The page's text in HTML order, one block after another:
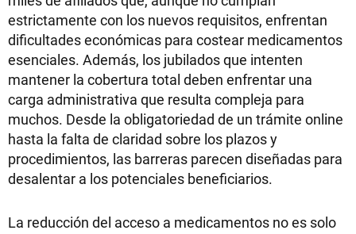
estrictamente con los nuevos requisitos, enfrentan
dificultades económicas para costear medicamentos
esenciales. Además, los jubilados que intenten
mantener la cobertura total deben enfrentar una
carga administrativa que resulta compleja para
muchos. Desde la obligatoriedad de un trámite online
hasta la falta de claridad sobre los plazos y
procedimientos, las barreras parecen diseñadas para
desalentar a los potenciales beneficiarios.
La reducción del acceso a medicamentos no es solo